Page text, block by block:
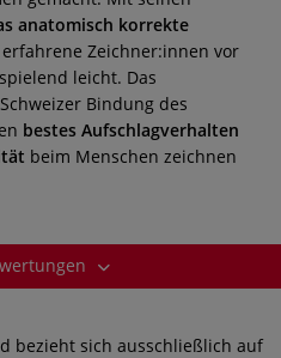
anatomisch korrekte
Zeichner:innen vor
leicht. Das
Bindung des
bestes Aufschlagverhalten
beim Menschen zeichnen
bezieht sich ausschließlich auf